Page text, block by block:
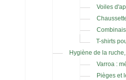
Voiles
T-shirts
Hygiène de la
Varroa :
Pièges et